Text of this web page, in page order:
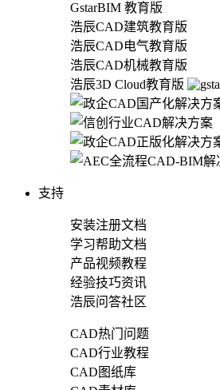
GstarBIM 教育版
浩辰CAD建筑教育版
浩辰CAD电气教育版
浩辰CAD机械教育版
浩辰3D Cloud教育版
支持
安装注册文档
学习帮助文档
产品视频教程
经验技巧资讯
浩辰问答社区
CAD热门问题
CAD行业教程
CAD图纸库